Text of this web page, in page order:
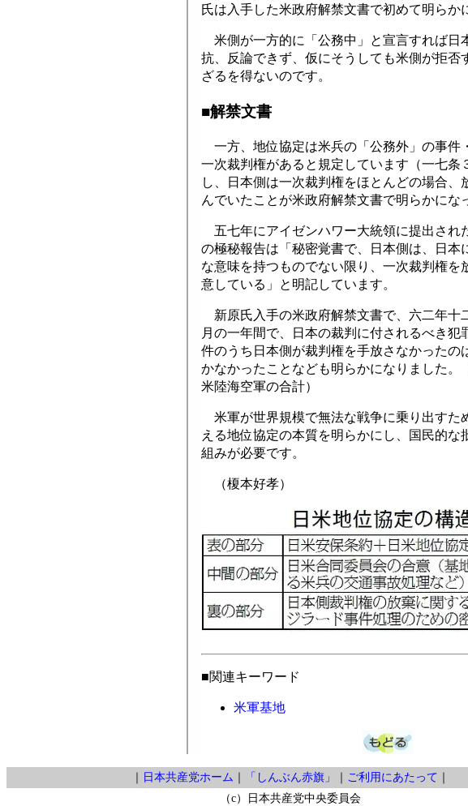
氏は入手した米政府解禁文書で初めて明らか
米側が一方的に「公務中」と宣言すれば日
抗、反論できず、仮にそうしても米側が拒否
ざるを得ないのです。
■解禁文書
一方、地位協定は米兵の「公務外」の事件
一次裁判権があると規定しています（一七条
し、日本側は一次裁判権をほとんどの場合、
んでいたことが米政府解禁文書で明らかにな
五七年にアイゼンハワー大統領に提出され
の極秘報告は「秘密覚書で、日本側は、日本
な意味を持つものでない限り、一次裁判権を
意している」と明記しています。
新原氏入手の米政府解禁文書で、六二年十
月の一年間で、日本の裁判に付されるべき犯
件のうち日本側が裁判権を手放さなかったの
かなかったことなども明らかになりました。
米陸海空軍の合計）
米軍が世界規模で無法な戦争に乗り出すた
える地位協定の本質を明らかにし、国民的な
組みが必要です。
（榎本好孝）
■関連キーワード
米軍基地
日本共産党ホーム 「しんぶん赤旗」 ご利用にあたって
（c）日本共産党中央委員会